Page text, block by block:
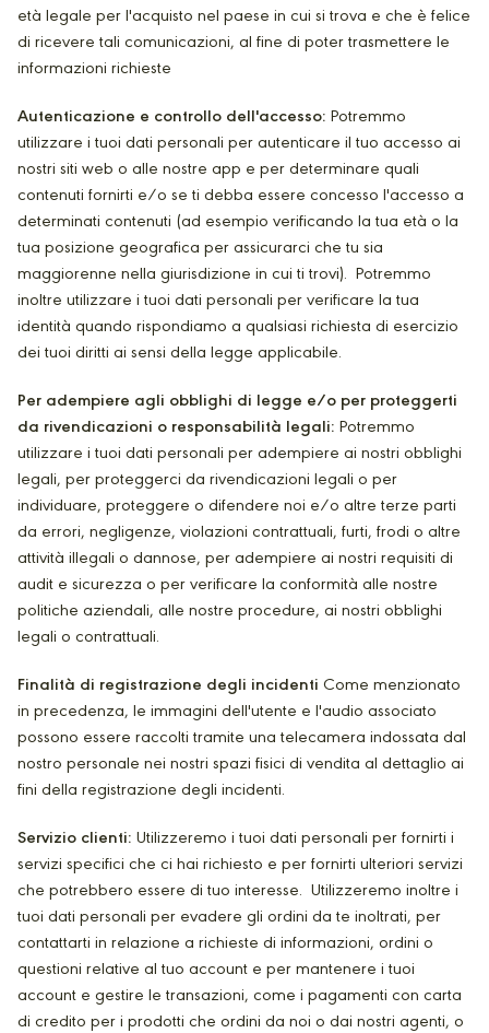
età legale per l'acquisto nel paese in cui si trova e che è felice
di ricevere tali comunicazioni, al fine di poter trasmettere le
informazioni richieste
Autenticazione e controllo dell'accesso: Potremmo
utilizzare i tuoi dati personali per autenticare il tuo accesso ai
nostri siti web o alle nostre app e per determinare quali
contenuti fornirti e/o se ti debba essere concesso l'accesso a
determinati contenuti (ad esempio verificando la tua età o la
tua posizione geografica per assicurarci che tu sia
maggiorenne nella giurisdizione in cui ti trovi). Potremmo
inoltre utilizzare i tuoi dati personali per verificare la tua
identità quando rispondiamo a qualsiasi richiesta di esercizio
dei tuoi diritti ai sensi della legge applicabile.
Per adempiere agli obblighi di legge e/o per proteggerti
da rivendicazioni o responsabilità legali: Potremmo
utilizzare i tuoi dati personali per adempiere ai nostri obblighi
legali, per proteggerci da rivendicazioni legali o per
individuare, proteggere o difendere noi e/o altre terze parti
da errori, negligenze, violazioni contrattuali, furti, frodi o altre
attività illegali o dannose, per adempiere ai nostri requisiti di
audit e sicurezza o per verificare la conformità alle nostre
politiche aziendali, alle nostre procedure, ai nostri obblighi
legali o contrattuali.
Finalità di registrazione degli incidenti Come menzionato
in precedenza, le immagini dell'utente e l'audio associato
possono essere raccolti tramite una telecamera indossata dal
nostro personale nei nostri spazi fisici di vendita al dettaglio ai
fini della registrazione degli incidenti.
Servizio clienti: Utilizzeremo i tuoi dati personali per fornirti i
servizi specifici che ci hai richiesto e per fornirti ulteriori servizi
che potrebbero essere di tuo interesse. Utilizzeremo inoltre i
tuoi dati personali per evadere gli ordini da te inoltrati, per
contattarti in relazione a richieste di informazioni, ordini o
questioni relative al tuo account e per mantenere i tuoi
account e gestire le transazioni, come i pagamenti con carta
di credito per i prodotti che ordini da noi o dai nostri agenti, o